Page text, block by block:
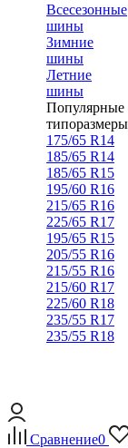
Всесезонные
шины
Зимние
шины
Летние
шины
Популярные
типоразмеры
175/65 R14
185/65 R14
185/65 R15
195/60 R16
215/65 R16
225/65 R17
195/65 R15
205/55 R16
215/55 R16
215/60 R17
225/60 R18
235/55 R17
235/55 R18
Сравнение0